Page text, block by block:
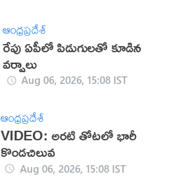
ఆంధ్రప్రదేశ్
రేపు ఏపీలో పిడుగులతో కూడిన
వర్షాలు
Aug 06, 2026, 15:08 IST
ఆంధ్రప్రదేశ్
VIDEO: అరటి తోటలో భారీ
కొండచిలువ
Aug 06, 2026, 15:08 IST